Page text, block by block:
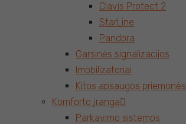
Clavis Protect 2
StarLine
Pandora
Garsinės signalizacijos
Imobilizatoriai
Kitos apsaugos priemonės
Komforto įranga
Parkavimo sistemos